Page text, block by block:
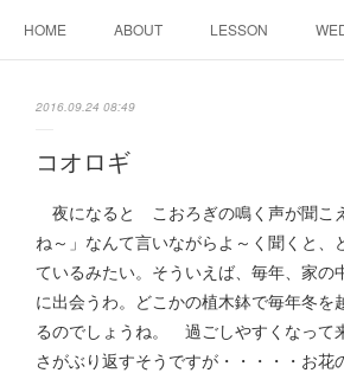
HOME ABOUT LESSON
2016.09.24 08:49
コオロギ
夜になると こおろぎの鳴く声が聞こ
ね～」なんて言いながらよ～く聞くと、
ているみたい。そういえば、毎年、家の
に出会うわ。どこかの植木鉢で毎年冬を
るのでしょうね。 過ごしやすくなって
さがぶり返すそうですが・・・・・お花